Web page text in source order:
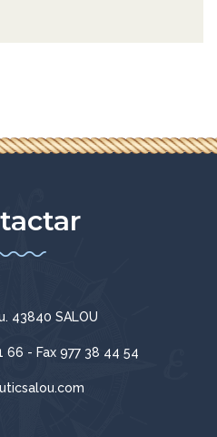
43840 SALOU
66 - Fax 977 38 44 54